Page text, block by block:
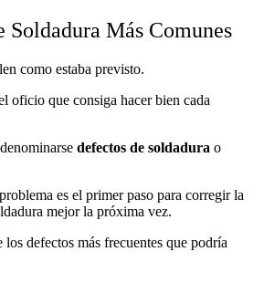
Soldadura Más Comunes
como estaba previsto.
oficio que consiga hacer bien cada
defectos de soldadura o
es el primer paso para corregir la
mejor la próxima vez.
defectos más frecuentes que podría